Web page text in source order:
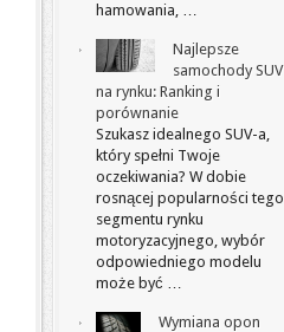
hamowania, …
Najlepsze
samochody SUV
na rynku: Ranking i
porównanie
Szukasz idealnego SUV-a,
który spełni Twoje
oczekiwania? W dobie
rosnącej popularności tego
segmentu rynku
motoryzacyjnego, wybór
odpowiedniego modelu
może być …
Wymiana opon